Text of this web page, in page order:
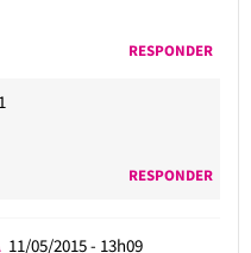
RESPONDER
RESPONDER
11/05/2015 - 13h09